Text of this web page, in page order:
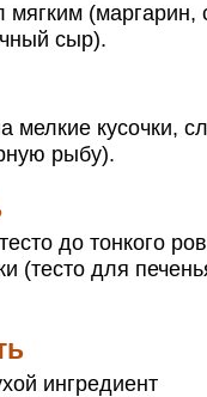
мягким (маргарин,
сыр).
мелкие кусочки,
рыбу).
до тонкого
(тесто для
ингредиент